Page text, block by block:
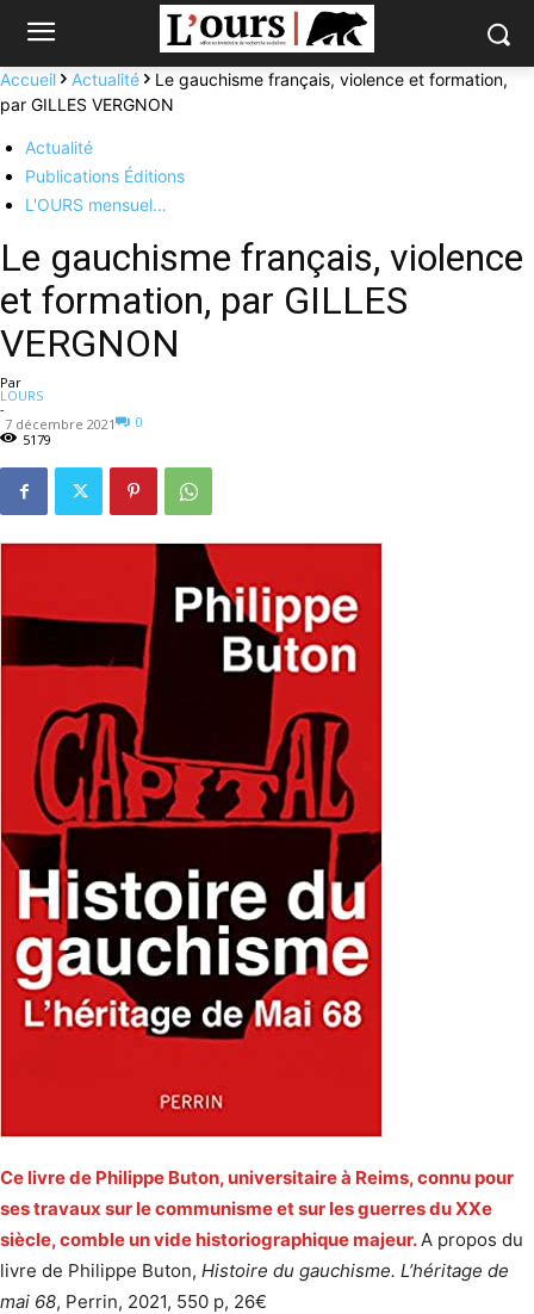
Accueil Actualité
Le gauchisme français, violence et formation,
par GILLES VERGNON
Actualité
Publications Éditions
L'OURS mensuel…
Le gauchisme français, violence
et formation, par GILLES
VERGNON
Par
LOURS
-
7 décembre 2021
0
5179
Ce livre de Philippe Buton, universitaire à Reims, connu pour
ses travaux sur le communisme et sur les guerres du XXe
siècle, comble un vide historiographique majeur.A propos du
livre de Philippe Buton, Histoire du gauchisme. L’héritage de
mai 68, Perrin, 2021, 550 p, 26€